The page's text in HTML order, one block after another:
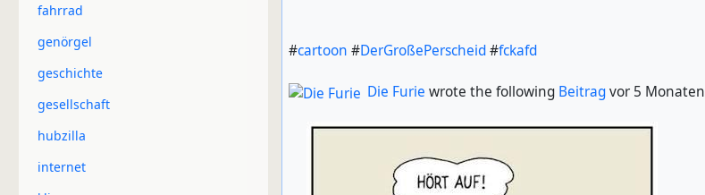
fahrrad
genörgel
geschichte
gesellschaft
hubzilla
internet
#cartoon #DerGroßePerscheid#fckafd
Die Furie wrote the following Beitragvor 5 Monaten